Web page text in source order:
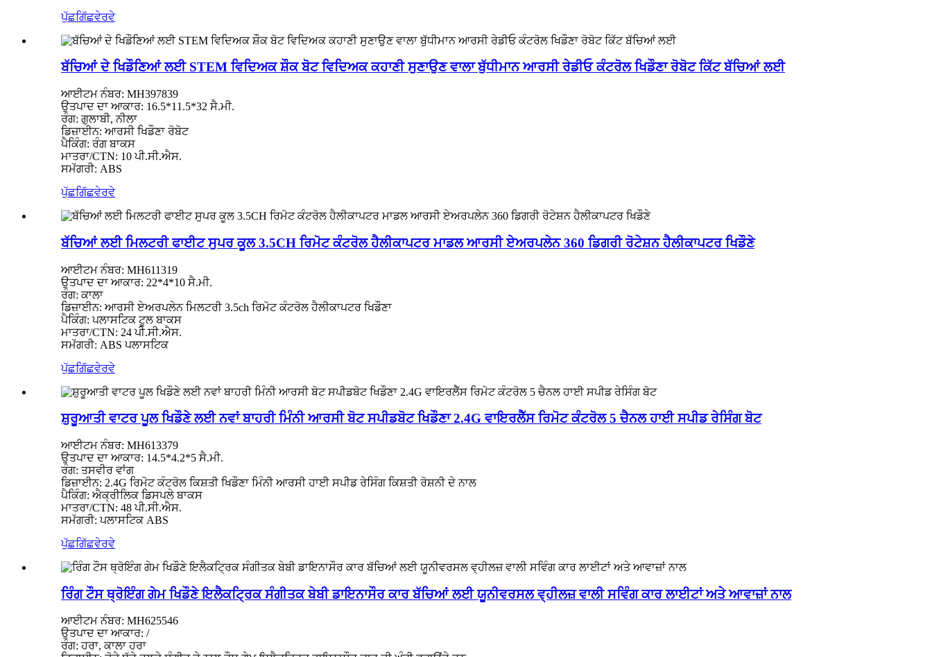
ਪੁੱਛਗਿੱਛਵੇਰਵੇ
ਬੱਚਿਆਂ ਦੇ ਖਿਡੌਣਿਆਂ ਲਈ STEM ਵਿਦਿਅਕ ਸ਼ੌਕ ਬੋਟ ਵਿਦਿਅਕ ਕਹਾਣੀ ਸੁਣਾਉਣ ਵਾਲਾ ਬੁੱਧੀਮਾਨ ਆਰਸੀ ਰੇਡੀਓ ਕੰਟਰੋਲ ਖਿਡੌਣਾ ਰੋਬੋਟ ਕਿੱਟ ਬੱਚਿਆਂ ਲਈ
ਆਈਟਮ ਨੰਬਰ: MH397839
ਉਤਪਾਦ ਦਾ ਆਕਾਰ: 16.5*11.5*32 ਸੈ.ਮੀ.
ਰੰਗ: ਗੁਲਾਬੀ, ਨੀਲਾ
ਡਿਜ਼ਾਈਨ: ਆਰਸੀ ਖਿਡੌਣਾ ਰੋਬੋਟ
ਪੈਕਿੰਗ: ਰੰਗ ਬਾਕਸ
ਮਾਤਰਾ/CTN: 10 ਪੀ.ਸੀ.ਐਸ.
ਸਮੱਗਰੀ: ABS
ਪੁੱਛਗਿੱਛਵੇਰਵੇ
ਬੱਚਿਆਂ ਲਈ ਮਿਲਟਰੀ ਫਾਈਟ ਸੁਪਰ ਕੂਲ 3.5CH ਰਿਮੋਟ ਕੰਟਰੋਲ ਹੈਲੀਕਾਪਟਰ ਮਾਡਲ ਆਰਸੀ ਏਅਰਪਲੇਨ 360 ਡਿਗਰੀ ਰੋਟੇਸ਼ਨ ਹੈਲੀਕਾਪਟਰ ਖਿਡੌਣੇ
ਆਈਟਮ ਨੰਬਰ: MH611319
ਉਤਪਾਦ ਦਾ ਆਕਾਰ: 22*4*10 ਸੈ.ਮੀ.
ਰੰਗ: ਕਾਲਾ
ਡਿਜ਼ਾਈਨ: ਆਰਸੀ ਏਅਰਪਲੇਨ ਮਿਲਟਰੀ 3.5ch ਰਿਮੋਟ ਕੰਟਰੋਲ ਹੈਲੀਕਾਪਟਰ ਖਿਡੌਣਾ
ਪੈਕਿੰਗ: ਪਲਾਸਟਿਕ ਟੂਲ ਬਾਕਸ
ਮਾਤਰਾ/CTN: 24 ਪੀ.ਸੀ.ਐਸ.
ਸਮੱਗਰੀ: ABS ਪਲਾਸਟਿਕ
ਪੁੱਛਗਿੱਛਵੇਰਵੇ
ਸ਼ੁਰੂਆਤੀ ਵਾਟਰ ਪੂਲ ਖਿਡੌਣੇ ਲਈ ਨਵਾਂ ਬਾਹਰੀ ਮਿੰਨੀ ਆਰਸੀ ਬੋਟ ਸਪੀਡਬੋਟ ਖਿਡੌਣਾ 2.4G ਵਾਇਰਲੈੱਸ ਰਿਮੋਟ ਕੰਟਰੋਲ 5 ਚੈਨਲ ਹਾਈ ਸਪੀਡ ਰੇਸਿੰਗ ਬੋਟ
ਆਈਟਮ ਨੰਬਰ: MH613379
ਉਤਪਾਦ ਦਾ ਆਕਾਰ: 14.5*4.2*5 ਸੈ.ਮੀ.
ਰੰਗ: ਤਸਵੀਰ ਵਾਂਗ
ਡਿਜ਼ਾਈਨ: 2.4G ਰਿਮੋਟ ਕੰਟਰੋਲ ਕਿਸ਼ਤੀ ਖਿਡੌਣਾ ਮਿੰਨੀ ਆਰਸੀ ਹਾਈ ਸਪੀਡ ਰੇਸਿੰਗ ਕਿਸ਼ਤੀ ਰੋਸ਼ਨੀ ਦੇ ਨਾਲ
ਪੈਕਿੰਗ: ਐਕ੍ਰੀਲਿਕ ਡਿਸਪਲੇ ਬਾਕਸ
ਮਾਤਰਾ/CTN: 48 ਪੀ.ਸੀ.ਐਸ.
ਸਮੱਗਰੀ: ਪਲਾਸਟਿਕ ABS
ਪੁੱਛਗਿੱਛਵੇਰਵੇ
ਰਿੰਗ ਟੌਸ ਥ੍ਰੋਇੰਗ ਗੇਮ ਖਿਡੌਣੇ ਇਲੈਕਟ੍ਰਿਕ ਸੰਗੀਤਕ ਬੇਬੀ ਡਾਇਨਾਸੌਰ ਕਾਰ ਬੱਚਿਆਂ ਲਈ ਯੂਨੀਵਰਸਲ ਵ੍ਹੀਲਜ਼ ਵਾਲੀ ਸਵਿੰਗ ਕਾਰ ਲਾਈਟਾਂ ਅਤੇ ਆਵਾਜ਼ਾਂ ਨਾਲ
ਆਈਟਮ ਨੰਬਰ: MH625546
ਉਤਪਾਦ ਦਾ ਆਕਾਰ: /
ਰੰਗ: ਹਰਾ, ਕਾਲਾ ਹਰਾ